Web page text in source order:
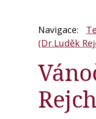
Navigace:
(Dr.Luděk